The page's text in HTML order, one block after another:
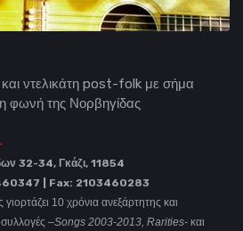
και ντελικάτη post-folk με σήμα
φωνή της Νορβηγίδας
32-34, Γκάζι, 11854
|
Fax: 2103460283
10 χρόνια ανεξάρτητης και
–Songs 2003-2013, Rarities- και